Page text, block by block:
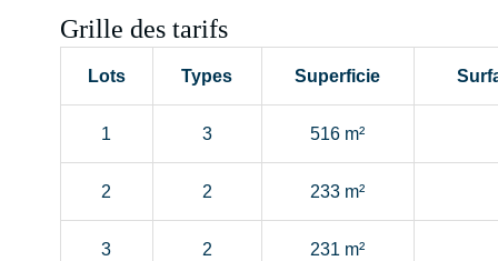
Grille des tarifs
Lots Types Superficie
1 3 516 m²
2 2 233 m²
3 2 231 m²